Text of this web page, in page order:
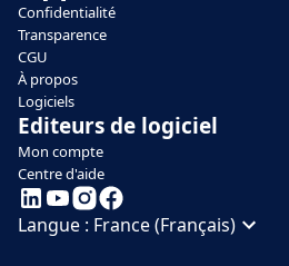
Confidentialité
Transparence
CGU
À propos
Logiciels
Editeurs de logiciel
Mon compte
Centre d'aide
Langue : France (Français)